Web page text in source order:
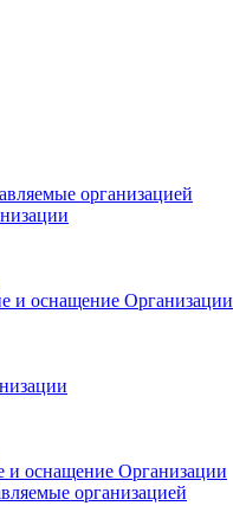
организацией
и оснащение Организации
и оснащение Организации
организацией